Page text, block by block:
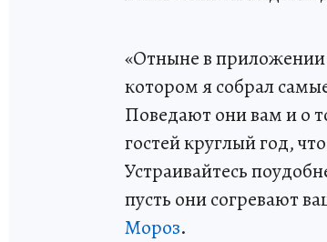
«Отныне в
котором я собрал
Поведают они вам и о
гостей круглый год,
Устраивайтесь
пусть они согревают
Мороз.